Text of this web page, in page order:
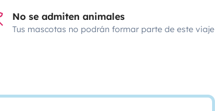
No se admiten animales
Tus mascotas no podrán formar parte de este viaje